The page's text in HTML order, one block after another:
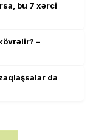
bu 7 xərci
–
da